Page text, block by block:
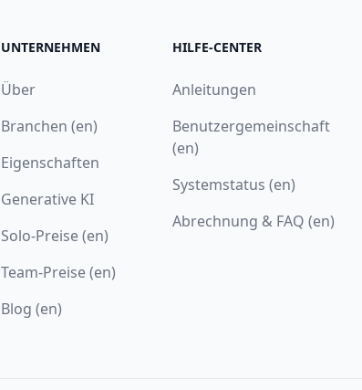
UNTERNEHMEN
Über
Branchen (en)
Eigenschaften
Generative KI
Solo-Preise (en)
Team-Preise (en)
Blog (en)
HILFE-CENTER
Anleitungen
Benutzergemeinschaft
(en)
Systemstatus (en)
Abrechnung & FAQ (en)